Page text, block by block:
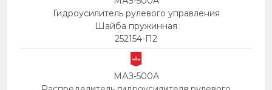
Гидроусилитель рулевого управления
Шайба пружинная
252154-П2
МАЗ-500А